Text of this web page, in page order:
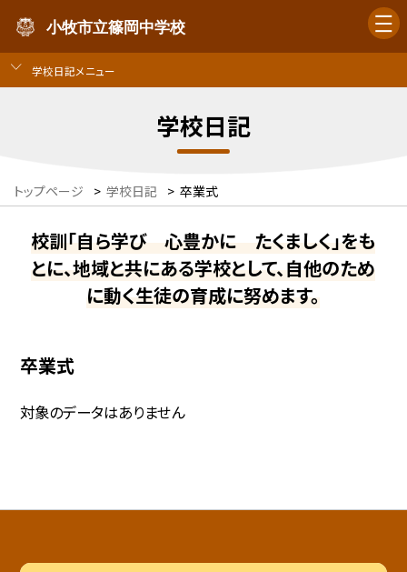
小牧市立篠岡中学校
学校日記メニュー
学校日記
トップページ > 学校日記 > 卒業式
校訓「自ら学び 心豊かに たくましく」をも
とに、地域と共にある学校として、自他のため
に動く生徒の育成に努めます。
卒業式
対象のデータはありません